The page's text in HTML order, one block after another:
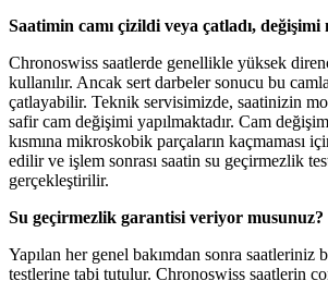
Saatimin camı çizildi veya çatladı,
Chronoswiss saatlerde genellikle yüksek
kullanılır. Ancak sert darbeler sonucu bu
çatlayabilir. Teknik servisimizde, saatinizin
safir cam değişimi yapılmaktadır. Cam
kısmına mikroskobik parçaların kaçmaması
edilir ve işlem sonrası saatin su geçirmezlik
gerçekleştirilir.
Su geçirmezlik garantisi veriyor musunuz?
Yapılan her genel bakımdan sonra saatleriniz
testlerine tabi tutulur. Chronoswiss saatlerin